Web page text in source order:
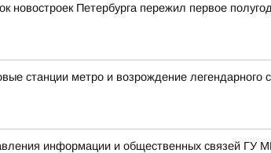
новостроек Петербурга пережил первое
станции метро и возрождение
информации и общественных связей ГУ